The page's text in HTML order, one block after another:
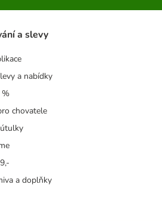
a slevy
a nabídky
chovatele
a doplňky